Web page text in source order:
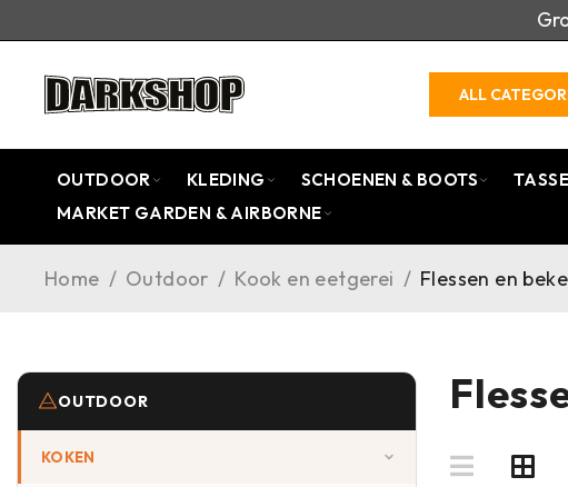
ALL
OUTDOOR KLEDING SCHOENEN & BOOTS
MARKET GARDEN & AIRBORNE
Home / Outdoor / Kook en eetgerei / Flessen en
OUTDOOR
KOKEN